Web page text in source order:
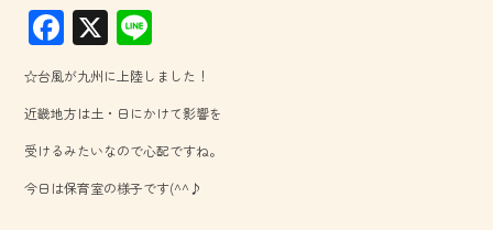
F
ac
e
b
o
ok
X
ne
☆台風が九州に上陸しました！
近畿地方は土・日にかけて影響を
受けるみたいなので心配ですね。
今日は保育室の様子です(^^♪